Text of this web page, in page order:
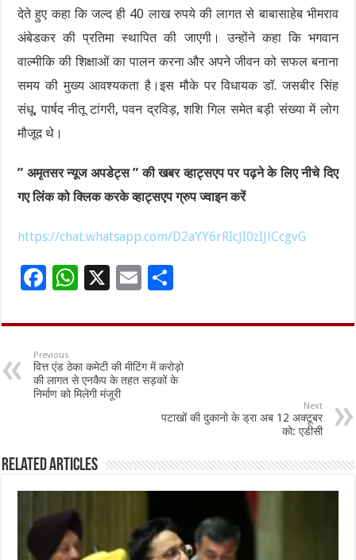
देते हुए कहा कि जल्द ही 40 लाख रुपये की लागत से बाबासाहेब भीमराव
अंबेडकर की प्रतिमा स्थापित की जाएगी। उन्होंने कहा कि भगवान
वाल्मीकि की शिक्षाओं का पालन करना और अपने जीवन को सफल बनाना
समय की मुख्य आवश्यकता है।इस मौके पर विधायक डॉ. जसबीर सिंह
संधू, पार्षद नीतू टांगरी, पवन द्रविड़, शशि गिल समेत बड़ी संख्या में लोग
मौजूद थे।
” अमृतसर न्यूज अपडेट्स ” की खबर व्हाट्सएप पर पढ़ने के लिए नीचे दिए
गए लिंक को क्लिक करके व्हाट्सएप ग्रुप ज्वाइन करें
https://chat.whatsapp.com/D2aYY6rRIcJI0zIJlCcgvG
F
e
b
o
o
W
at
sA
p
p
X
E
ai ar
e
Previous
वित्त एंड ठेका कमेटी की मीटिंग में करोड़ो
की लागत से एनकैप के तहत सड़कों के
निर्माण को मिलेगी मंजूरी
Next
पटाखों की दुकानो के ड्रा अब 12 अक्टूबर
को: एडीसी
Related Articles